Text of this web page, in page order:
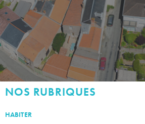
NOS RUBRIQUES
HABITER